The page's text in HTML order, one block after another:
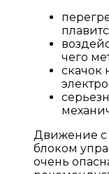
чего
скачок
Движение с
блоком
очень